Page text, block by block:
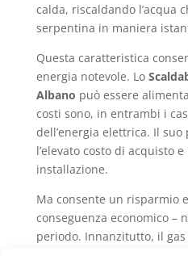
calda, riscaldando l’acqua
serpentina in maniera
Questa caratteristica
energia notevole. Lo
Albano può essere
costi sono, in entrambi i
dell’energia elettrica. Il
l’elevato costo di acquisto
installazione.
Ma consente un risparmio
conseguenza economico –
periodo. Innanzitutto, il